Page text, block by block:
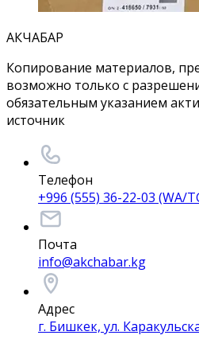
АКЧАБАР
Копирование материалов,
возможно только с
обязательным указанием
источник
Телефон
+996 (555) 36-22-03 (WA/
Почта
info@akchabar.kg
Адрес
г. Бишкек, ул.